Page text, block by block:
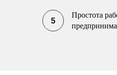
Простота